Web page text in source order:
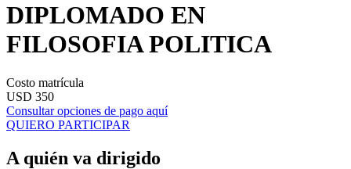
DIPLOMADO EN
FILOSOFIA POLITICA
Costo matrícula
USD 350
Consultar opciones de pago aquí
QUIERO PARTICIPAR
A quién va dirigido